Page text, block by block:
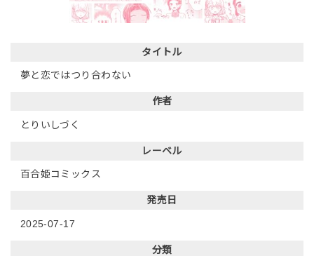
タイトル
夢と恋ではつり合わない
作者
とりいしづく
レーベル
百合姫コミックス
発売日
2025-07-17
分類